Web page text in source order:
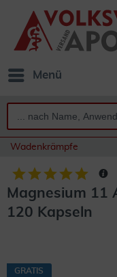
Menü
Wadenkrämpfe
Magnesium 11
120 Kapseln
GRATIS